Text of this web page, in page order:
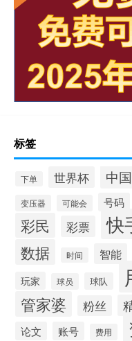
标签
下单 世界杯 中国
变压器 可能会 号码
彩民 彩票 快
数据 时间 智能
玩家 球员 球队
管家婆 粉丝
论文 账号 费用